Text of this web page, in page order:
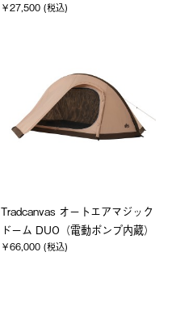
￥27,500 (税込)
Tradcanvas オートエアマジック
ドーム DUO（電動ポンプ内蔵）
￥66,000 (税込)